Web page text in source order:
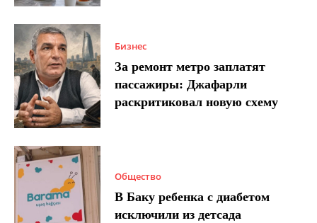
Бизнес
За ремонт метро заплатят
пассажиры: Джафарли
раскритиковал новую схему
Общество
В Баку ребенка с диабетом
исключили из детсада